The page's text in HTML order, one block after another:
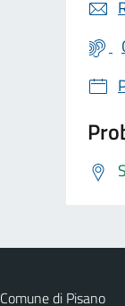
Comune di Pisano